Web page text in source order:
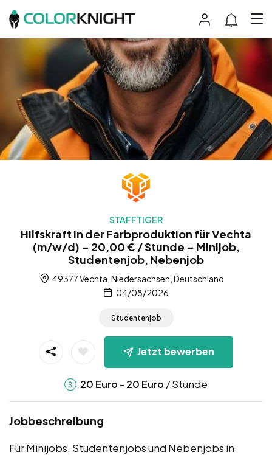
STAFFTIGER
Hilfskraft in der Farbproduktion für Vechta
(m/w/d) – 20,00 € / Stunde – Minijob,
Studentenjob, Nebenjob
49377 Vechta, Niedersachsen, Deutschland
04/08/2026
Studentenjob
Jetzt bewerben
20 Euro - 20 Euro / Stunde
Jobbeschreibung
Für Minijobs, Studentenjobs und Nebenjobs in